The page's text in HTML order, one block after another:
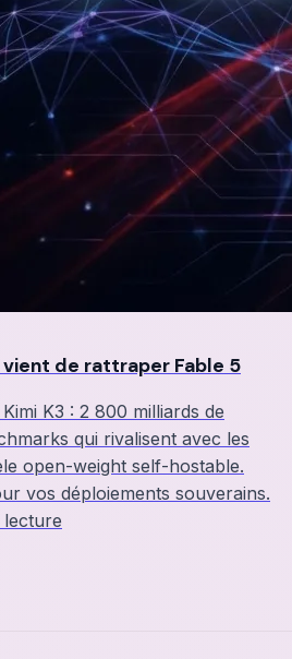
vient de rattraper Fable 5
K3 : 2 800 milliards de
qui rivalisent avec les
open-weight self-hostable.
vos déploiements souverains.
lecture